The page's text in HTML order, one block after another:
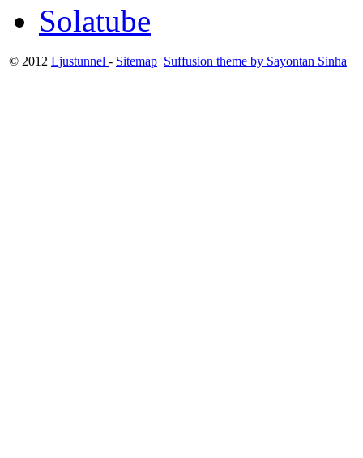
Solatube
© 2012 Ljustunnel - Sitemap Suffusion theme by Sayontan Sinha